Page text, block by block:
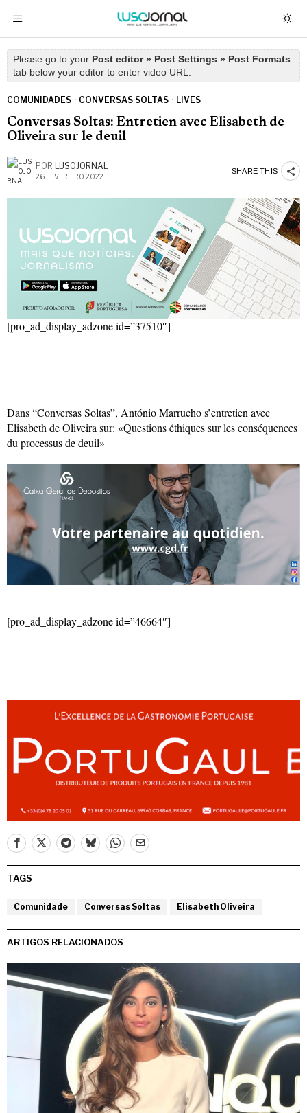
Please go to your Post editor » Post Settings » Post Formats
tab below your editor to enter video URL.
COMUNIDADES · CONVERSAS SOLTAS · LIVES
Conversas Soltas: Entretien avec Elisabeth de
Oliveira sur le deuil
POR LUSOJORNAL
26 FEVEREIRO, 2022
SHARE THIS
[pro_ad_display_adzone id=”37510″]
Dans “Conversas Soltas”, António Marrucho s’entretien avec
Elisabeth de Oliveira sur: «Questions éthiques sur les conséquences
du processus de deuil»
[pro_ad_display_adzone id=”46664″]
TAGS
Comunidade Conversas Soltas Elisabeth Oliveira
ARTIGOS RELACIONADOS